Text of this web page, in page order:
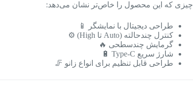
چیزی که این محصول را خاص‌تر نشان می‌دهد:
طراحی دیجیتال با نمایشگر 📱
کنترل چندحالته (Auto تا High) ⚙️
گرمایش چندسطحی 🔥
شارژ سریع Type-C 🔋
طراحی قابل تنظیم برای انواع زانو 🦵